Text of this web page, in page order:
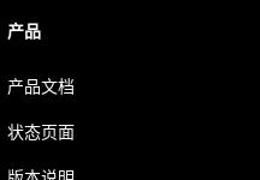
产品
产品文档
状态页面